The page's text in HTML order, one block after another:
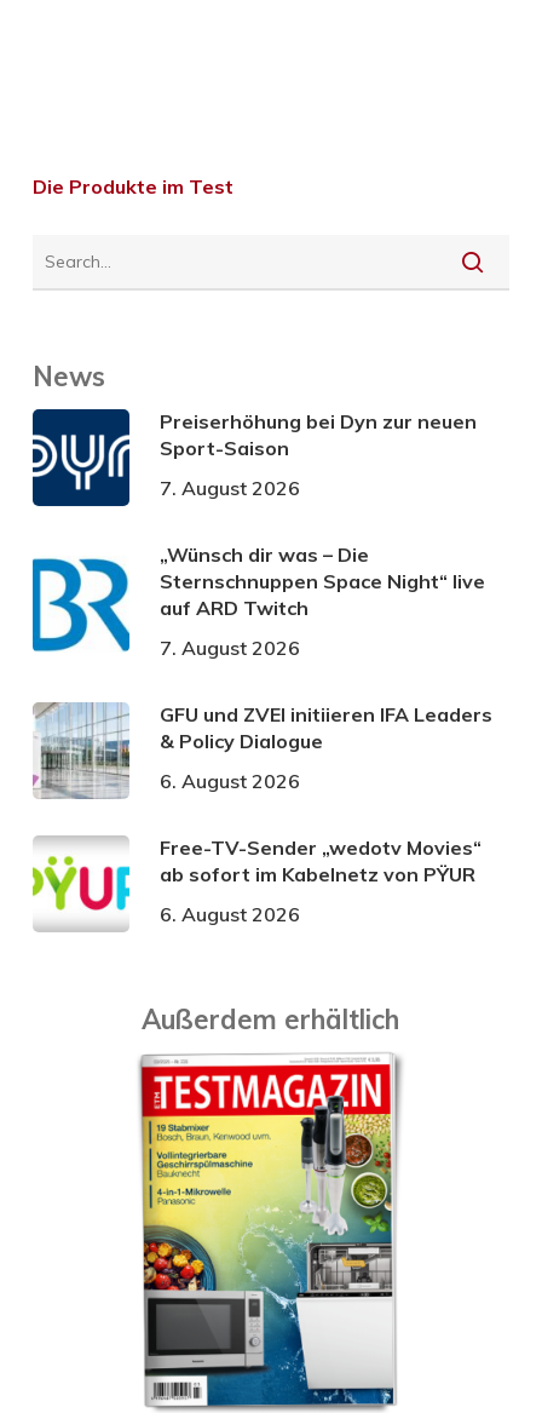
Die Produkte im Test
News
Preiserhöhung bei Dyn zur neuen
Sport-Saison
7. August 2026
„Wünsch dir was – Die
Sternschnuppen Space Night“ live
auf ARD Twitch
7. August 2026
GFU und ZVEI initiieren IFA Leaders
& Policy Dialogue
6. August 2026
Free-TV-Sender „wedotv Movies“
ab sofort im Kabelnetz von PŸUR
6. August 2026
Außerdem erhältlich